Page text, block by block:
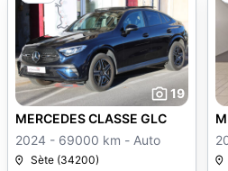
19
MERCEDES CLASSE GLC
2024 - 69000 km - Auto
Sète (34200)